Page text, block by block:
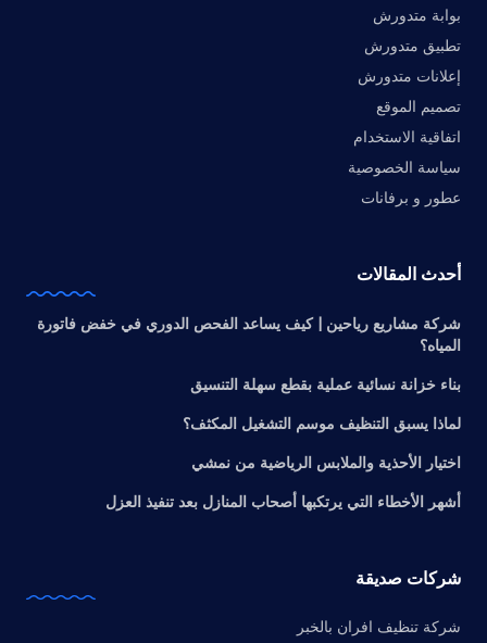
بوابة متدورش
تطبيق متدورش
إعلانات متدورش
تصميم الموقع
اتفاقية الاستخدام
سياسة الخصوصية
عطور و برفانات
أحدث المقالات
شركة مشاريع رياحين | كيف يساعد الفحص الدوري في خفض فاتورة
المياه؟
بناء خزانة نسائية عملية بقطع سهلة التنسيق
لماذا يسبق التنظيف موسم التشغيل المكثف؟
اختيار الأحذية والملابس الرياضية من نمشي
أشهر الأخطاء التي يرتكبها أصحاب المنازل بعد تنفيذ العزل
شركات صديقة
شركة تنظيف افران بالخبر